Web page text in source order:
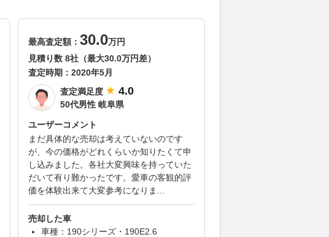
最高査定額： 30.0万円
見積り数 8社（最大30.0万円差）
査定時期： 2020年5月
査定満足度
4.0
50代男性 岐阜県
ユーザーコメント
まだ具体的な売却は考えていないのです
が、今の価格がどれくらいか知りたくて申
し込みました。各社大変興味を持っていた
だいて有り難かったです。愛車の客観的評
価を体験出来て大変参考になりま...
売却した車
車種：190シリーズ・190E2.6